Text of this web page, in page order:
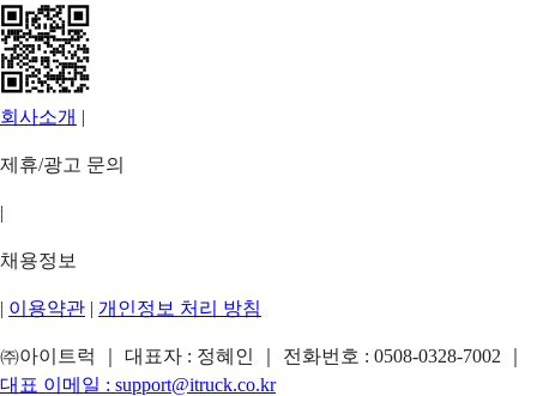
회사소개 |
제휴/광고 문의
|
채용정보
| 이용약관 | 개인정보 처리 방침
㈜아이트럭 ｜ 대표자 : 정혜인 ｜ 전화번호 : 0508-0328-7002
대표 이메일 : support@itruck.co.kr